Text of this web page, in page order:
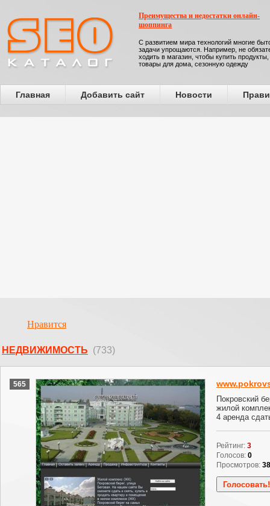
Преимущества и недостатки онлайн-
шоппинга
С развитием мира технологий многие
задачи упрощаются. Например, не
ходить в магазин, чтобы купить продукты,
товары для дома, сезонную одежду
Главная Добавить сайт Новости
Нравится
НЕДВИЖИМОСТЬ (733)
565
Покровский
жилой
4 аренда
Рейтинг: 3
Голосов: 0
Просмотров: